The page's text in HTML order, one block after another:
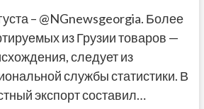
– @NGnewsgeorgia. Более
из Грузии товаров —
следует из
службы статистики. В
экспорт составил…